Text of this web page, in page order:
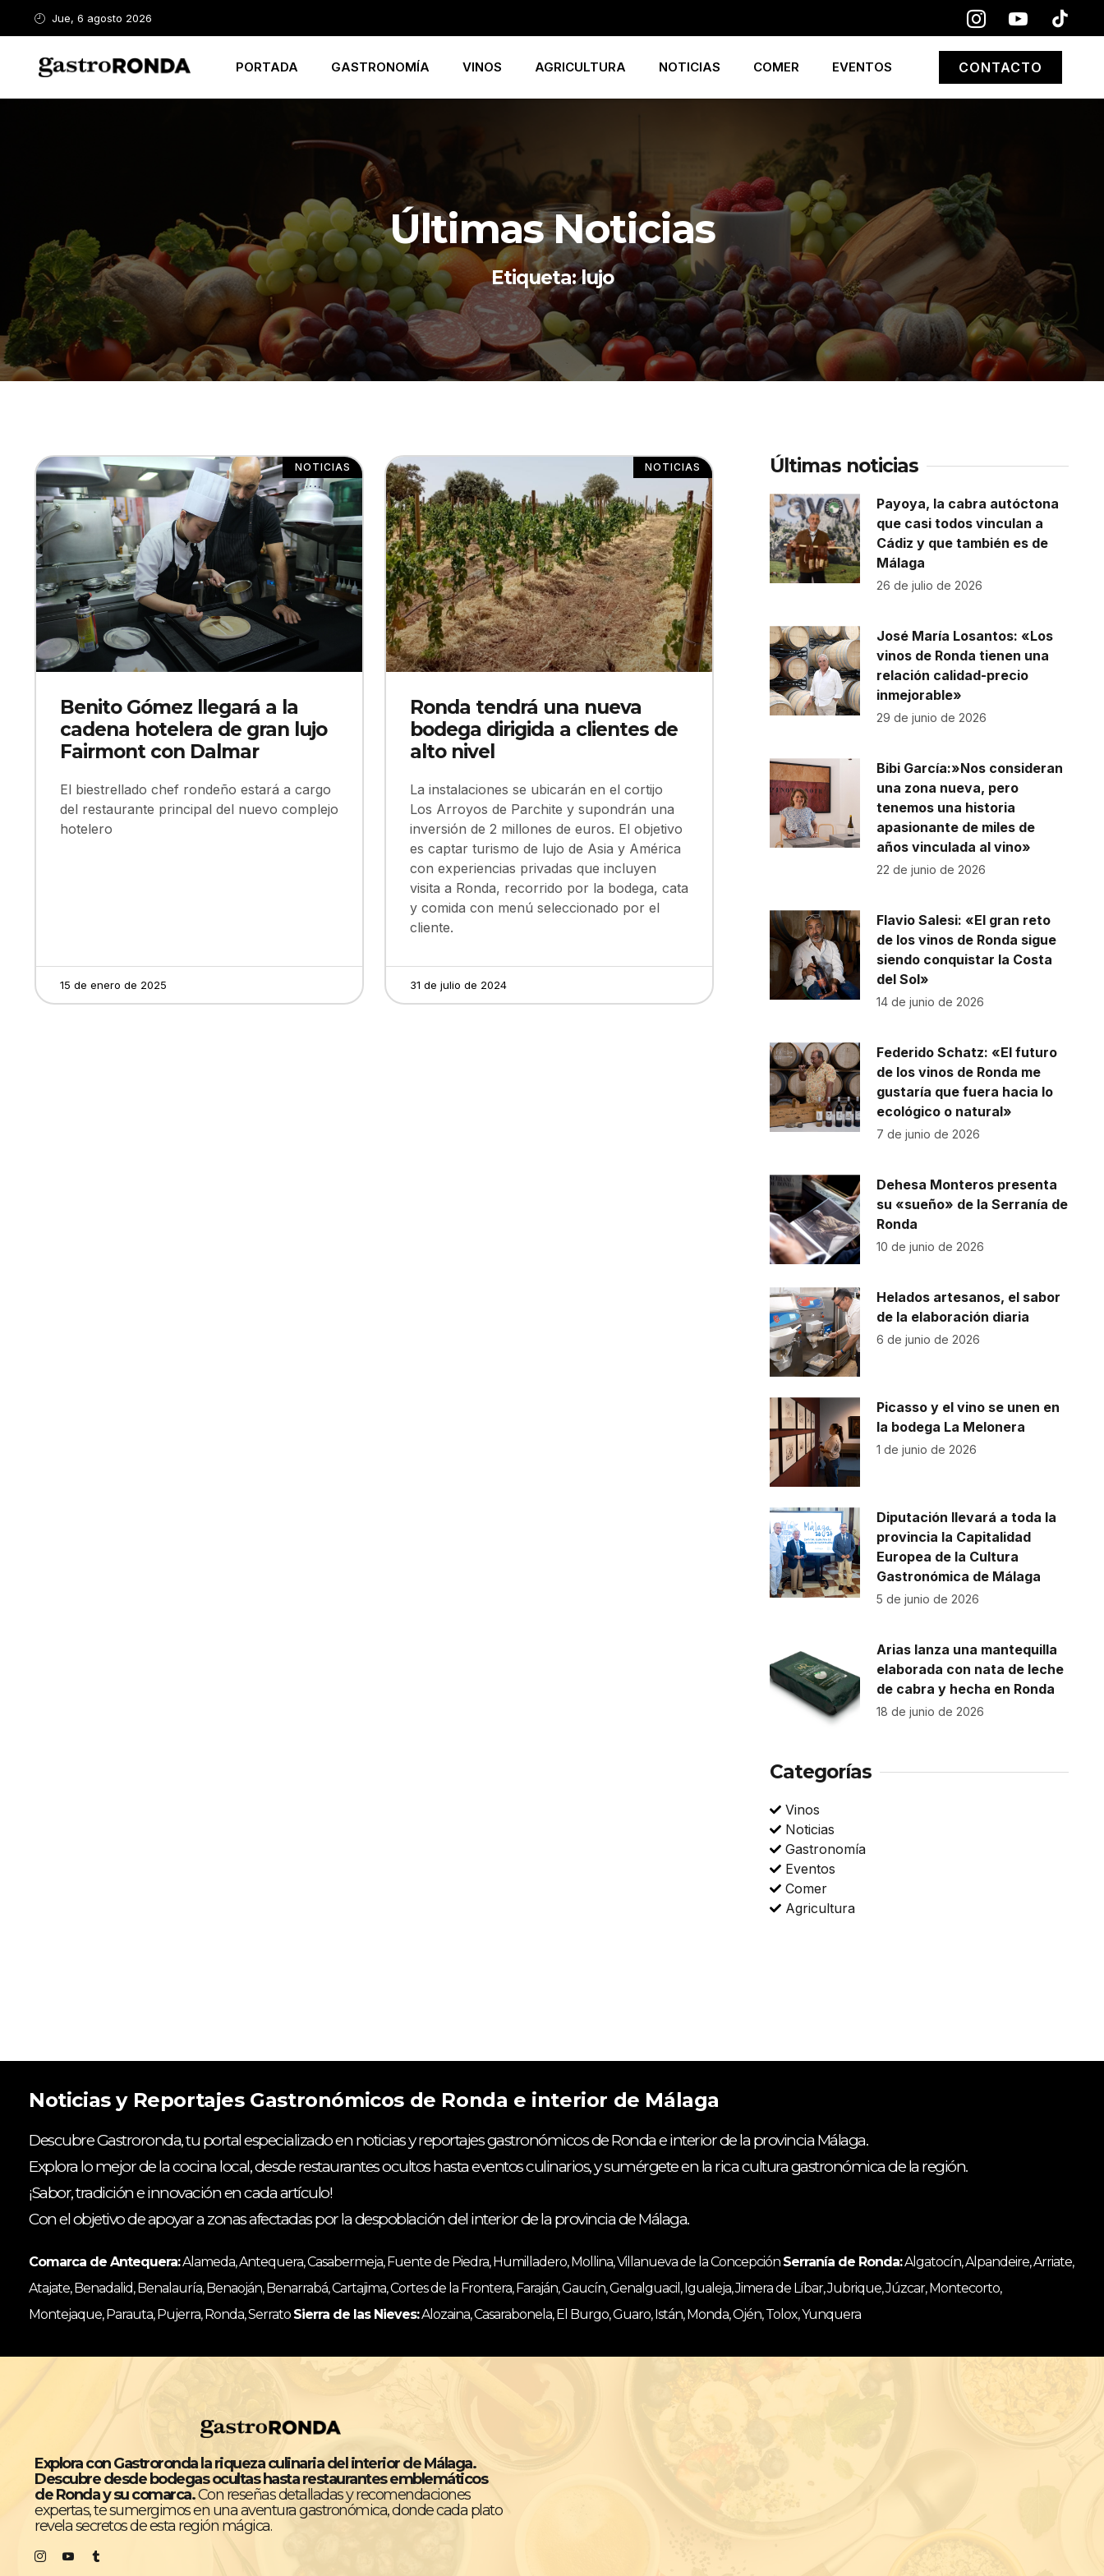
Jue, 6 agosto 2026
PORTADA GASTRONOMÍA VINOS AGRICULTURA NOTICIAS COMER EVENTOS CONTACTO
Últimas Noticias
Etiqueta: lujo
NOTICIAS
Benito Gómez llegará a la
cadena hotelera de gran lujo
Fairmont con Dalmar
El biestrellado chef rondeño estará a cargo
del restaurante principal del nuevo complejo
hotelero
15 de enero de 2025
NOTICIAS
Ronda tendrá una nueva
bodega dirigida a clientes de
alto nivel
La instalaciones se ubicarán en el cortijo
Los Arroyos de Parchite y supondrán una
inversión de 2 millones de euros. El objetivo
es captar turismo de lujo de Asia y América
con experiencias privadas que incluyen
visita a Ronda, recorrido por la bodega, cata
y comida con menú seleccionado por el
cliente.
31 de julio de 2024
Últimas noticias
Payoya, la cabra autóctona
que casi todos vinculan a
Cádiz y que también es de
Málaga
26 de julio de 2026
José María Losantos: «Los
vinos de Ronda tienen una
relación calidad-precio
inmejorable»
29 de junio de 2026
Bibi García:»Nos consideran
una zona nueva, pero
tenemos una historia
apasionante de miles de
años vinculada al vino»
22 de junio de 2026
Flavio Salesi: «El gran reto
de los vinos de Ronda sigue
siendo conquistar la Costa
del Sol»
14 de junio de 2026
Federido Schatz: «El futuro
de los vinos de Ronda me
gustaría que fuera hacia lo
ecológico o natural»
7 de junio de 2026
Dehesa Monteros presenta
su «sueño» de la Serranía de
Ronda
10 de junio de 2026
Helados artesanos, el sabor
de la elaboración diaria
6 de junio de 2026
Picasso y el vino se unen en
la bodega La Melonera
1 de junio de 2026
Diputación llevará a toda la
provincia la Capitalidad
Europea de la Cultura
Gastronómica de Málaga
5 de junio de 2026
Arias lanza una mantequilla
elaborada con nata de leche
de cabra y hecha en Ronda
18 de junio de 2026
Categorías
Vinos
Noticias
Gastronomía
Eventos
Comer
Agricultura
Noticias y Reportajes Gastronómicos de Ronda e interior de Málaga
Descubre Gastroronda, tu portal especializado en noticias y reportajes gastronómicos de Ronda e interior de la provincia Málaga.
Explora lo mejor de la cocina local, desde restaurantes ocultos hasta eventos culinarios, y sumérgete en la rica cultura gastronómica de la región.
¡Sabor, tradición e innovación en cada artículo!
Con el objetivo de apoyar a zonas afectadas por la despoblación del interior de la provincia de Málaga.
Comarca de Antequera:Alameda, Antequera, Casabermeja, Fuente de Piedra, Humilladero, Mollina, Villanueva de la Concepción Serranía de Ronda:Algatocín, Alpandeire, Arriate,
Atajate, Benadalid, Benalauría, Benaoján, Benarrabá, Cartajima, Cortes de la Frontera, Faraján, Gaucín, Genalguacil, Igualeja, Jimera de Líbar, Jubrique, Júzcar, Montecorto,
Montejaque, Parauta, Pujerra, Ronda, Serrato Sierra de las Nieves:Alozaina, Casarabonela, El Burgo, Guaro, Istán, Monda, Ojén, Tolox, Yunquera
Explora con Gastroronda la riqueza culinaria del interior de Málaga.
Descubre desde bodegas ocultas hasta restaurantes emblemáticos
de Ronda y su comarca.Con reseñas detalladas y recomendaciones
expertas, te sumergimos en una aventura gastronómica, donde cada plato
revela secretos de esta región mágica.